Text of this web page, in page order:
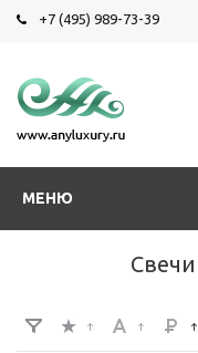
+7 (495) 989-73-39
МЕНЮ